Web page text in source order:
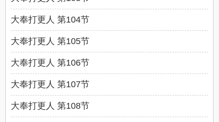
大奉打更人 第104节
大奉打更人 第105节
大奉打更人 第106节
大奉打更人 第107节
大奉打更人 第108节